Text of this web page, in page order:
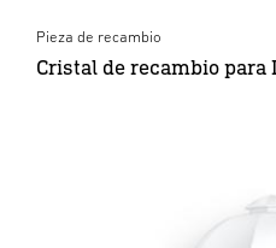
Pieza de recambio
Cristal de recambio para